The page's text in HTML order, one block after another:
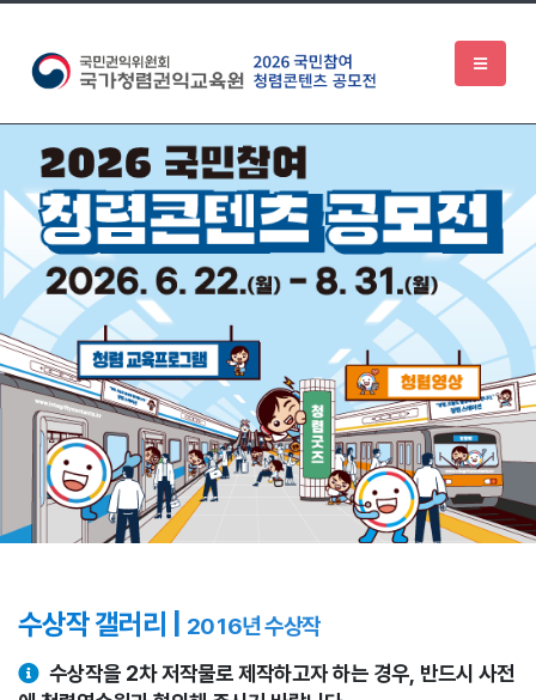
수상작 갤러리 | 2016년 수상작
수상작을 2차 저작물로 제작하고자 하는 경우, 반드시 사전